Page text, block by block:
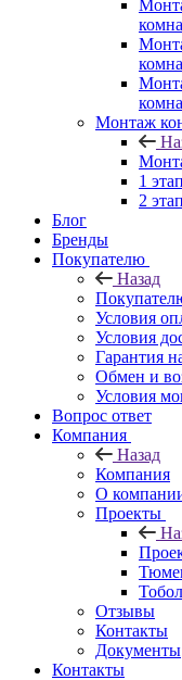
Монтаж
1
2
Блог
Бренды
Покупателю
Назад
Условия
Условия
Гарантия
Обмен и
Условия
Вопрос ответ
Компания
Назад
Компания
О
Проекты
Отзывы
Контакты
Документы
Контакты